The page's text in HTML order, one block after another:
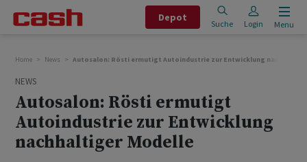
Depot
Suche Login Menu
Home News Autosalon: Rösti ermutigt Autoindustrie zur Entwicklung
NEWS
Autosalon: Rösti ermutigt
Autoindustrie zur Entwicklung
nachhaltiger Modelle